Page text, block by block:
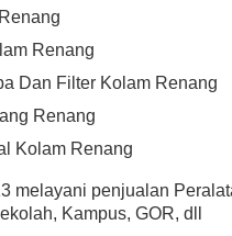
Renang
Dan Filter Kolam Renang
Renang
Kolam Renang
melayani penjualan
Kampus, GOR, dll